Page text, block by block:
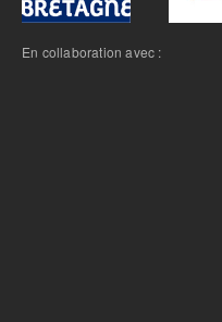
En collaboration avec :